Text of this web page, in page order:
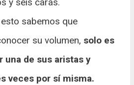
sabemos que
su volumen, solo es
una de sus aristas y
veces por sí misma.